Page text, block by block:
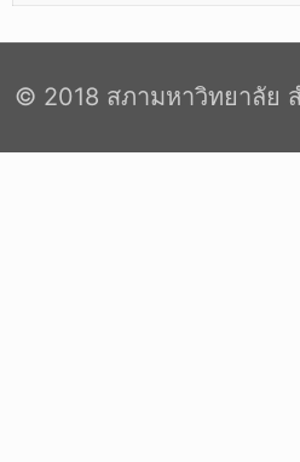
© 2018 สภามหาวิทยาลัย